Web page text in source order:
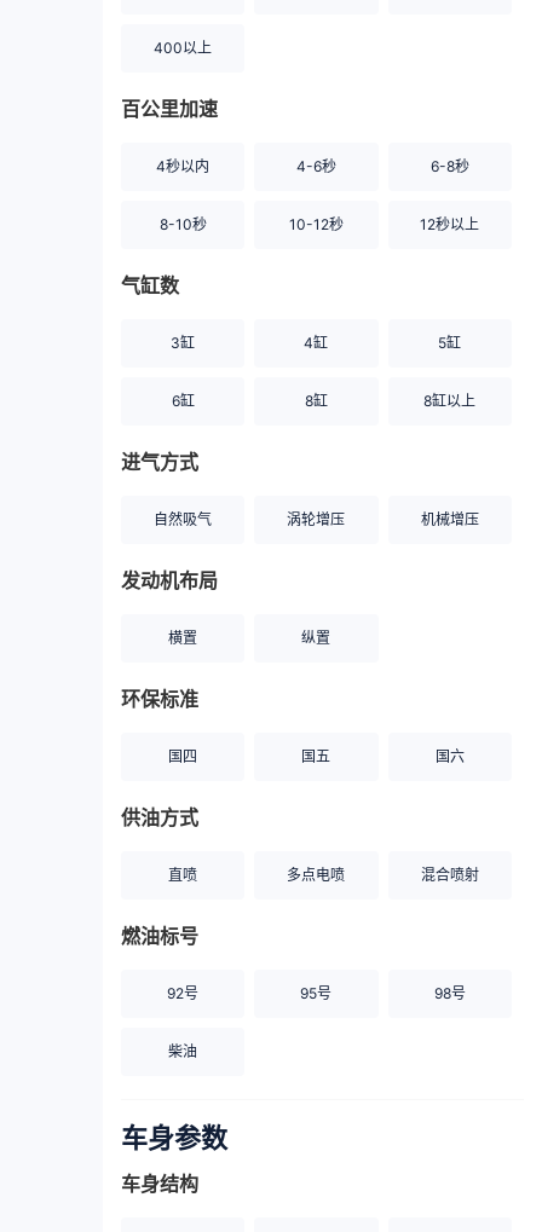
400以上
百公里加速
4秒以内 4-6秒 6-8秒
8-10秒 10-12秒 12秒以上
气缸数
3缸 4缸 5缸
6缸 8缸 8缸以上
进气方式
自然吸气 涡轮增压 机械增压
发动机布局
横置 纵置
环保标准
国四 国五 国六
供油方式
直喷 多点电喷 混合喷射
燃油标号
92号 95号 98号
柴油
车身参数
车身结构